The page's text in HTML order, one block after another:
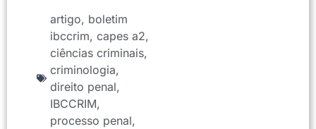
artigo, boletim
ibccrim, capes a2,
ciências criminais,
criminologia,
direito penal,
IBCCRIM,
processo penal,